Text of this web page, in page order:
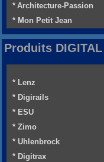
* Architecture-Passion
* Mon Petit Jean
Produits DIGITAL
* Lenz
* Digirails
* ESU
* Zimo
* Uhlenbrock
* Digitrax